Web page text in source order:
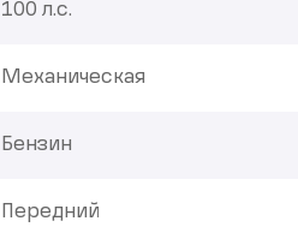
100 л.с.
Механическая
Бензин
Передний